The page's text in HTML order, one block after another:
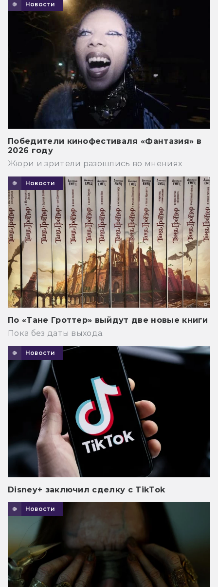
Новости
Победители кинофестиваля «Фантазия» в
2026 году
Жюри и зрители разошлись во мнениях
Новости
По «Тане Гроттер» выйдут две новые книги
Пока без даты выхода.
Новости
Disney+ заключил сделку с TikTok
Новости